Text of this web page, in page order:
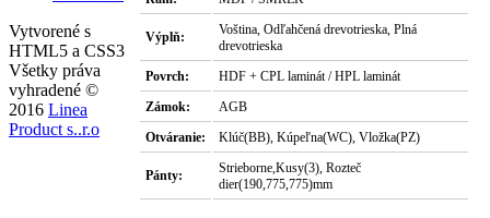
Výplň:
Voština, Odľahčená drevotrieska, Plná
drevotrieska
Povrch:
HDF + CPL laminát / HPL laminát
Zámok:
AGB
Otváranie:
Klúč(BB), Kúpeľna(WC), Vložka(PZ)
Pánty:
Strieborne,Kusy(3), Rozteč
dier(190,775,775)mm
Vytvorené s
HTML5 a CSS3
Všetky práva
vyhradené ©
2016 Linea
Product s..r.o